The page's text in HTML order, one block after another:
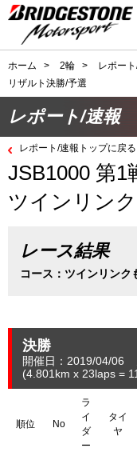
ホーム > 2輪 > レポー
リザルト決勝/予選
レポート/速報
レポート/速報トップに戻る
JSB1000 第1
ツインリン
レース結果
コース：ツインリンク
決勝
開催日：2019/04/06
(4.801 km x 23laps =
順位 No
ラ
イ
ダ
ー
タイ
ヤ